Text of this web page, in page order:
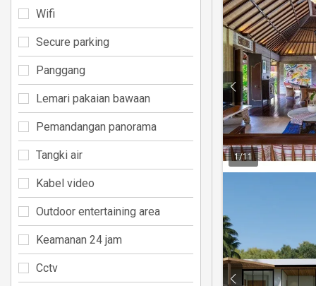
1/11
Wifi
Secure parking
Panggang
Lemari pakaian bawaan
Pemandangan panorama
Tangki air
Kabel video
Outdoor entertaining area
Keamanan 24 jam
Cctv